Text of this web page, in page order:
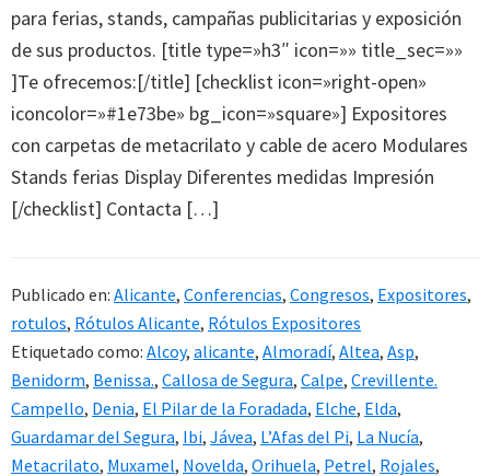
para ferias, stands, campañas publicitarias y exposición
de sus productos. [title type=»h3″ icon=»» title_sec=»»
]Te ofrecemos:[/title] [checklist icon=»right-open»
iconcolor=»#1e73be» bg_icon=»square»] Expositores
con carpetas de metacrilato y cable de acero Modulares
Stands ferias Display Diferentes medidas Impresión
[/checklist] Contacta […]
Publicado en: Alicante, Conferencias, Congresos, Expositores,
rotulos, Rótulos Alicante, Rótulos Expositores
Etiquetado como: Alcoy, alicante, Almoradí, Altea, Asp,
Benidorm, Benissa., Callosa de Segura, Calpe, Crevillente.
Campello, Denia, El Pilar de la Foradada, Elche, Elda,
Guardamar del Segura, Ibi, Jávea, L’Afas del Pi, La Nucía,
Metacrilato, Muxamel, Novelda, Orihuela, Petrel, Rojales,